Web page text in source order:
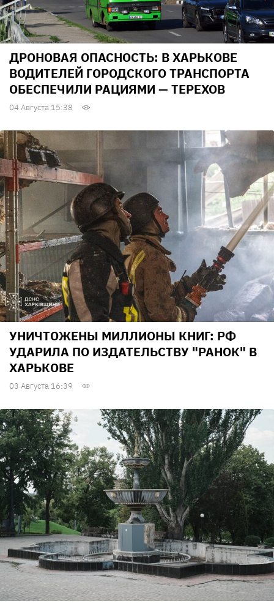
ДРОНОВАЯ ОПАСНОСТЬ: В ХАРЬКОВЕ
ВОДИТЕЛЕЙ ГОРОДСКОГО ТРАНСПОРТА
ОБЕСПЕЧИЛИ РАЦИЯМИ — ТЕРЕХОВ
04 Августа 15:38
УНИЧТОЖЕНЫ МИЛЛИОНЫ КНИГ: РФ
УДАРИЛА ПО ИЗДАТЕЛЬСТВУ "РАНОК" В
ХАРЬКОВЕ
03 Августа 16:39